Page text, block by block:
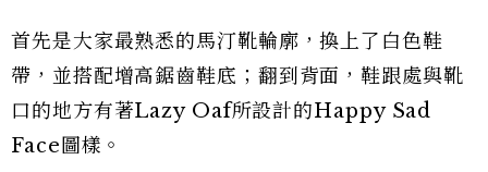
首先是大家最熟悉的馬汀靴輪廓，換上了白色鞋
帶，並搭配增高鋸齒鞋底；翻到背面，鞋跟處與靴
口的地方有著Lazy Oaf所設計的Happy Sad
Face圖樣。